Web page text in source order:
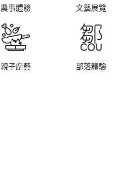
農事體驗 文藝展覽
親子廚藝 部落體驗